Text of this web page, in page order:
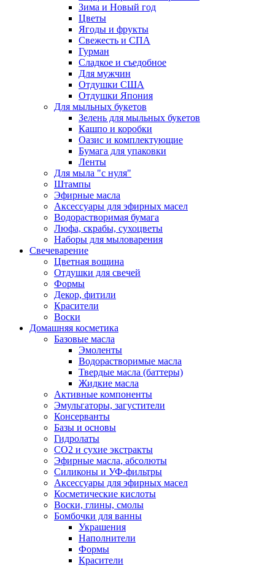
Зима и Новый год
Цветы
Ягоды и фрукты
Свежесть и СПА
Гурман
Сладкое и съедобное
Для мужчин
Отдушки США
Отдушки Япония
Для мыльных букетов
Зелень для мыльных букетов
Кашпо и коробки
Оазис и комплектующие
Бумага для упаковки
Ленты
Для мыла "с нуля"
Штампы
Эфирные масла
Аксессуары для эфирных масел
Водорастворимая бумага
Люфа, скрабы, сухоцветы
Наборы для мыловарения
Свечеварение
Цветная вощина
Отдушки для свечей
Формы
Декор, фитили
Красители
Воски
Домашняя косметика
Базовые масла
Эмоленты
Водорастворимые масла
Твердые масла (баттеры)
Жидкие масла
Активные компоненты
Эмульгаторы, загустители
Консерванты
Базы и основы
Гидролаты
СО2 и сухие экстракты
Эфирные масла, абсолюты
Силиконы и УФ-фильтры
Аксессуары для эфирных масел
Косметические кислоты
Воски, глины, смолы
Бомбочки для ванны
Украшения
Наполнители
Формы
Красители